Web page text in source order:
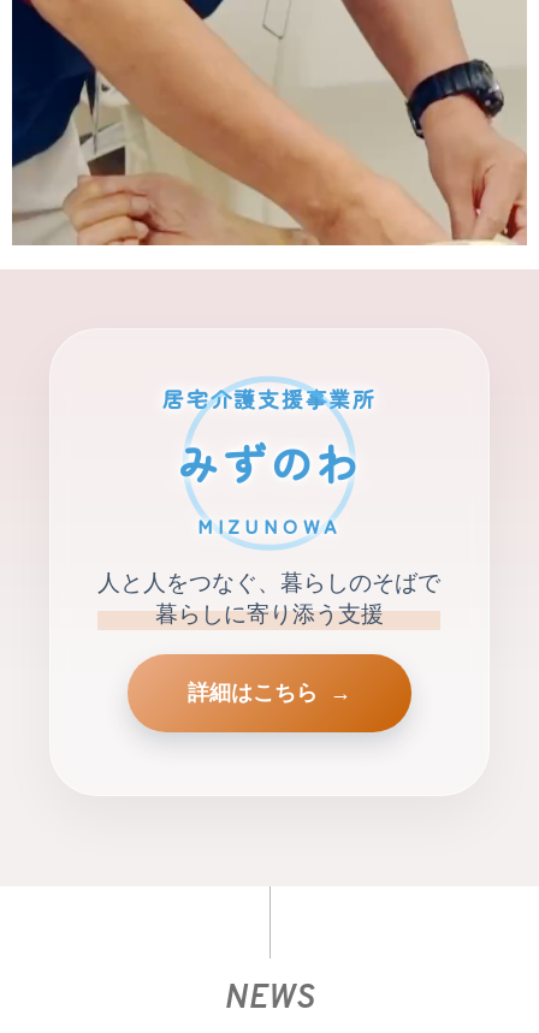
居宅介護支援事業所
みずのわ
MIZUNOWA
人と人をつなぐ、暮らしのそばで
暮らしに寄り添う支援
詳細はこちら
NEWS